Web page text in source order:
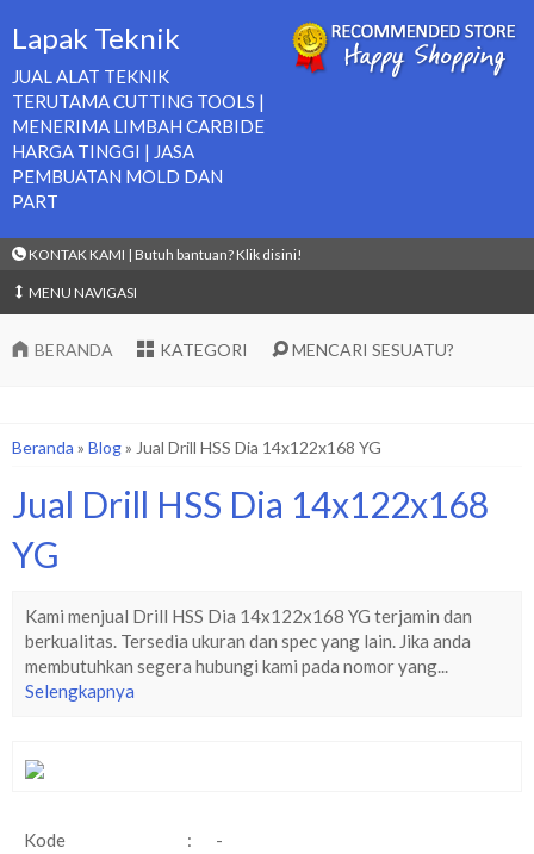
Lapak Teknik
JUAL ALAT TEKNIK
TERUTAMA CUTTING TOOLS |
MENERIMA LIMBAH CARBIDE
HARGA TINGGI | JASA
PEMBUATAN MOLD DAN
PART
KONTAK KAMI | Butuh bantuan? Klik disini!
MENU NAVIGASI
BERANDA KATEGORI MENCARI SESUATU?
Beranda » Blog» Jual Drill HSS Dia 14x122x168 YG
Jual Drill HSS Dia 14x122x168
YG
Kami menjual Drill HSS Dia 14x122x168 YG terjamin dan
berkualitas. Tersedia ukuran dan spec yang lain. Jika anda
membutuhkan segera hubungi kami pada nomor yang...
Selengkapnya
Kode : -